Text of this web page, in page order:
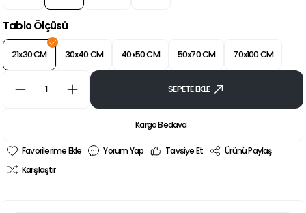
Tablo Ölçüsü
21x30 CM 30x40 CM 40x50 CM 50x70 CM 70x100 CM
SEPETE EKLE
Kargo Bedava
Yorum Yap Tavsiye Et
Ürünü Paylaş
Karşılaştır